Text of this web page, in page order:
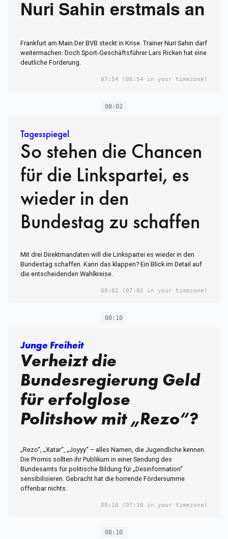
Nuri Sahin erstmals an
Frankfurt am Main.Der BVB steckt in Krise. Trainer Nuri Sahin darf
weitermachen. Doch Sport-Geschäftsführer Lars Ricken hat eine
deutliche Forderung.
07:54 (06:54 in your timezone)
08:02
Tagesspiegel
So stehen die Chancen
für die Linkspartei, es
wieder in den
Bundestag zu schaffen
Mit drei Direktmandaten will die Linkspartei es wieder in den
Bundestag schaffen. Kann das klappen? Ein Blick im Detail auf
die entscheidenden Wahlkreise.
08:02 (07:02 in your timezone)
08:10
Junge Freiheit
Verheizt die
Bundesregierung Geld
für erfolglose
Politshow mit „Rezo“?
„Rezo“, „Xatar“, „Joyyy“ – alles Namen, die Jugendliche kennen.
Die Promis sollten ihr Publikum in einer Sendung des
Bundesamts für politische Bildung für „Desinformation“
sensibilisieren. Gebracht hat die horrende Fördersumme
offenbar nichts.
08:10 (07:10 in your timezone)
08:10